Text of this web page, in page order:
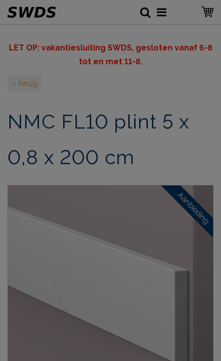
LET OP: vakantiesluiting SWDS, gesloten vanaf 6-8
tot en met 11-8.
« terug
NMC FL10 plint 5 x
0,8 x 200 cm
Aanbieding